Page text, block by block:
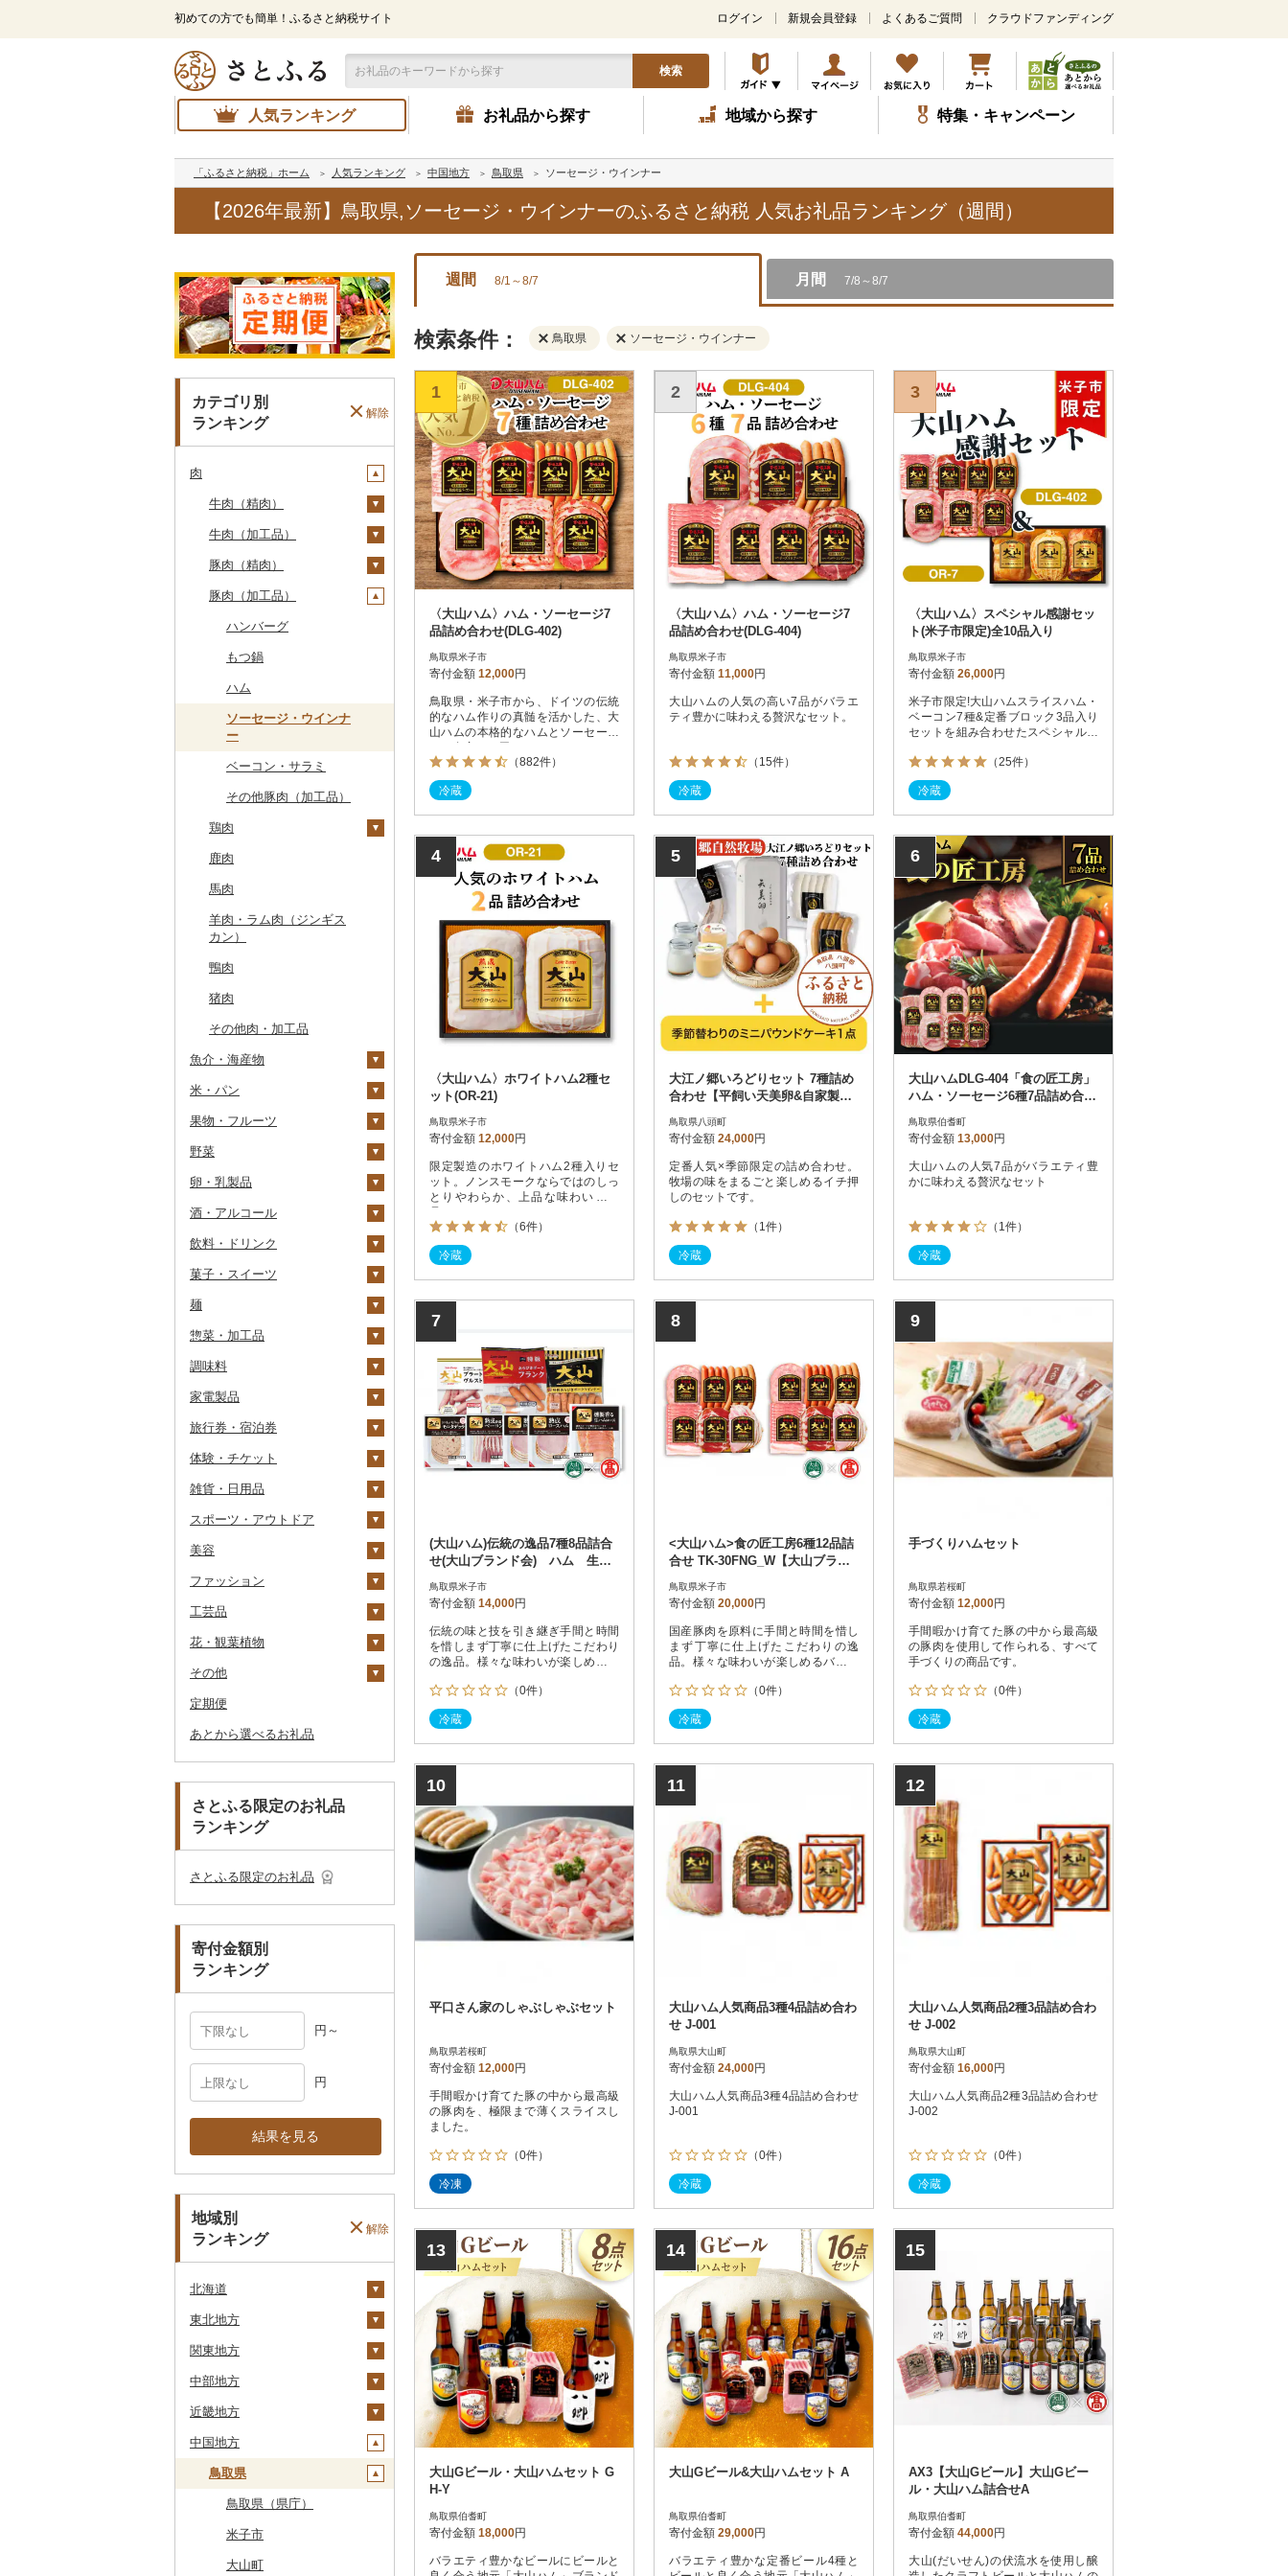
初めての方でも簡単！ふるさと納税サイト
メ
ン
コ
ン
テ
ツ
キ
ッ
プ
ログイン 新規会員登録 よくあるご質問 クラウドファンディング
検索
人気ランキング お礼品から探す 地域から探す 特集・キャンペーン
「ふるさと納税」ホーム 人気ランキング 中国地方 鳥取県 ソーセージ・ウインナー
【2026年最新】鳥取県,ソーセージ・ウインナーのふるさと納税 人気お礼品ランキング（週間）
カテゴリ別
ランキング
解除
肉
牛肉（精肉）
ステーキ
すき焼き
しゃぶしゃぶ
焼肉
牛タン
和牛
黒毛和牛
白老牛
飛騨牛
近江牛
神戸牛・神戸ビーフ
但馬牛
土佐あかうし
佐賀牛
長崎和牛
宮崎牛
その他牛肉（精肉）
牛肉（加工品）
ハンバーグ
もつ鍋
ローストビーフ
ビーフジャーキー
その他牛肉（加工品）
豚肉（精肉）
ステーキ
すき焼き
しゃぶしゃぶ
焼肉
アグー豚
その他豚肉（精肉）
豚肉（加工品）
ハンバーグ
もつ鍋
ハム
ソーセージ・ウインナ
ー
ベーコン・サラミ
その他豚肉（加工品）
鶏肉
鶏肉（精肉）
ハム・ソーセージ
唐揚げ
鹿肉
馬肉
羊肉・ラム肉（ジンギス
カン）
鴨肉
猪肉
その他肉・加工品
魚介・海産物
カニ
ズワイガニ
毛ガニ
かにしゃぶ
その他カニ
エビ
ボタンエビ
伊勢海老
その他エビ
いくら
うに
明太子・たらこ
明太子
たらこ
その他魚卵
数の子
キャビア
その他魚卵
貝
鮑（アワビ）
牡蠣（カキ）
あさり
しじみ
サザエ
はまぐり
その他貝
鮮魚
鮭・サーモン
マグロ
イワシ
カツオ
金目鯛
クエ
サバ
鯛
のどぐろ
ブリ
ほっけ
その他鮮魚
イカ・タコ
イカ
タコ
海苔・海藻
海苔
わかめ
ひじき
その他海苔・海藻
干物
ししゃも
その他干物
その他魚介・加工品
しらす・ちりめん
かまぼこ・練り製品
米・パン
米
無洗米
玄米
金芽米
ゆめぴりか
コシヒカリ
はえぬき
さがびより
あきたこまち
ひとめぼれ
ミルキークィーン
ななつぼし
雑穀
餅
その他穀物加工品
パン
果物・フルーツ
ぶどう・マスカット
巨峰
ナガノパープル
ピオーネ
デラウェア
その他ぶどう・マスカ
いちご
りんご
もも
メロン
梨
和梨
洋梨・ラフランス
マンゴー
みかん・柑橘
みかん
レモン
不知火・デコポン
せとか
まどんな
その他柑橘
すいか
キウイ
柿（カキ）
ドライフルーツ
干し芋
その他果物
びわ
パイナップル
栗
野菜
いも
じゃがいも
さつまいも
その他いも
トマト
フルーツトマト
ミニトマト
玉ねぎ
ねぎ
根菜
人参
大根
自然薯
レンコン
にんにく・生姜
その他根菜
アスパラガス
豆
きのこ
しいたけ
松茸
その他きのこ
その他野菜
山菜
かぼちゃ
レタス
卵・乳製品
卵
チーズ
ヨーグルト
バター
その他乳製品
酒・アルコール
ビール・発泡酒
ビール
地ビール・クラフトビ
日本酒
純米吟醸
大吟醸
吟醸
その他日本酒
芋焼酎
麦焼酎
米焼酎
黒糖焼酎
その他焼酎
梅酒
泡盛
ワイン
白ワイン
赤ワイン
シャンパン・スパーク
ウイスキー
リキュール・洋酒
甘酒
ノンアルコール
その他酒
飲料・ドリンク
水・ミネラルウォーター
飲料
コーヒー豆
粉
ドリップ
茶
飲料
茶葉・ティーバッグ
静岡茶
足柄茶
知覧茶
八女茶
果汁飲料
りんごジュース
みかんジュース（オレ
紅茶
飲料
茶葉・ティーバッグ
その他飲料・ジュース
野菜ジュース
炭酸飲料
豆乳
菓子・スイーツ
クッキー
焼き菓子
プリン
ゼリー
チョコレート
カステラ
アイス・ジェラート
その他洋菓子
煎餅・おかき
羊羹
饅頭
大福
その他和菓子
麺
ラーメン
うどん
そば
パスタ
ひやむぎ
そうめん
その他麺
惣菜・加工品
惣菜
餃子
シュウマイ
コロッケ
その他惣菜
カレー・シチュー
カレー
シチュー
鍋
肉
魚
その他鍋
ピザ
レトルト
スープ
豆腐・納豆
豆腐
漬物
キムチ
その他漬物
缶詰・瓶詰
肉
魚
ジャム
その他缶詰・瓶詰
乾物
燻製（スモーク）
おせち
その他加工品
調味料
砂糖
塩
醤油
味噌
酢
だし
食用油
オリーブオイル
ごま油
はちみつ
ドレッシング
その他調味料
ケチャップ
こしょう
その他調味料
家電製品
季節・空調家電
キッチン家電
照明器具
パソコン・周辺機器
TV・オーディオ・カメラ
美容・健康家電
カー用品
時計
その他家電
旅行券・宿泊券
旅行券
JTBふるさと旅行クー
その他旅行券
宿泊券
体験・チケット
PayPay商品券
食事券
温泉・サウナ・スパ利用
券
GDOふるさとゴルフ
プレークーポン
その他のゴルフプレー
花火大会チケット
カタログギフト
雑貨・日用品
家具・インテリア
机・テーブル
その他家具・インテリ
寝具
布団
毛布
タオルケット
タオル
その他タオル
文房具・印鑑
ボールペン
ノート・ファイル
その他文房具
食器
グラス・カップ
箸
スプーン・フォーク・
ナイフ
皿・椀
その他食器
キッチン用品
フライパン
鍋
まな板
土鍋
日用品
洗剤
トイレットペーパー
ティッシュ
その他日用品
楽器・器材
本・CD・DVD
おもちゃ・ぬいぐるみ
ご当地キャラクター
ペット用品
その他雑貨
スポーツ・アウトドア
ゴルフ
ゴルフボール
ゴルフウェア
その他ゴルフ
釣り
サイクリング
アウトドア・キャンプ
その他スポーツ
その他スポーツ
美容
スキンケア
洗顔
その他スキンケア
シャンプー・リンス
石鹸・ボディーソープ
入浴剤
アロマ
プロテイン
その他美容
ファッション
鞄・バッグ
トートバッグ・ショル
ツケース
その他鞄・バッグ
洋服
女性・レディース
子供・ベビー
その他洋服
和服
靴・履物
靴・シューズ
スリッパ・下駄・草履
その他靴・履物
アクセサリー
ペンダント・ネックレ
ス
ピアス・イヤリング
その他アクセサリー
その他服飾小物
ショール・ストール
マフラー・手袋
工芸品
織物
本場奄美大島紬
陶器・漆器
唐津焼
備前焼
美濃焼
村上木彫堆朱
その他装飾品・工芸品
数珠
工芸品
播州そろばん
美濃和紙
花・観葉植物
観葉植物・苗木
花
胡蝶蘭
造花・プリザーブドフ
ラワー
その他花
盆栽・その他
その他
地域サービス
その他
定期便
あとから選べるお礼品
さとふる限定のお礼品
ランキング
さとふる限定のお礼品
寄付金額別
ランキング
円～
円
結果を見る
地域別
ランキング
解除
北海道
安平町
八雲町
鹿部町
江差町
白老町
せたな町
旭川市
森町
稚内市
東北地方
青森県
十和田市
大鰐町
南部町
五戸町
藤崎町
六ヶ所村
東北町
岩手県
宮古市
軽米町
岩手町
矢巾町
釜石市
野田村
宮城県
柴田町
色麻町
丸森町
大衡村
加美町
秋田県
大潟村
横手市
能代市
小坂町
山形県
村山市
尾花沢市
上山市
福島県
天栄村
広野町
関東地方
茨城県
土浦市
取手市
つくば市
稲敷市
潮来市
五霞町
栃木県
那須塩原市
市貝町
塩谷町
上三川町
佐野市
群馬県
榛東村
下仁田町
玉村町
安中市
埼玉県
春日部市
蕨市
戸田市
千葉県
勝浦市
袖ケ浦市
東京都
八王子市
神奈川県
中部地方
新潟県
十日町市
弥彦村
阿賀町
出雲崎町
魚沼市
富山県
射水市
氷見市
朝日町
高岡市
石川県
羽咋市
七尾市
白山市
福井県
美浜町
小浜市
山梨県
富士吉田市
長野県
近畿地方
三重県
鈴鹿市
伊賀市
木曽岬町
多気町
滋賀県
長浜市
高島市
草津市
京都府
宮津市
伊根町
大阪府
茨木市
兵庫県
中国地方
鳥取県
鳥取県（県庁）
米子市
大山町
週間 8/1～8/7 月間 7/8～8/7
検索条件： 鳥取県 ソーセージ・ウインナー
1
〈大山ハム〉ハム・ソーセージ7
品詰め合わせ(DLG-402)
鳥取県米子市
寄付金額 12,000円
鳥取県・米子市から、ドイツの伝統
的なハム作りの真髄を活かした、大
山ハムの本格的なハムとソーセージ
（882件）
冷蔵
2
〈大山ハム〉ハム・ソーセージ7
品詰め合わせ(DLG-404)
鳥取県米子市
寄付金額 11,000円
大山ハムの人気の高い7品がバラエ
ティ豊かに味わえる贅沢なセット。
（15件）
冷蔵
3
〈大山ハム〉スペシャル感謝セッ
ト(米子市限定)全10品入り
鳥取県米子市
寄付金額 26,000円
米子市限定!大山ハムスライスハム・
ベーコン7種&定番ブロック3品入り
セットを組み合わせたスペシャルセ
（25件）
冷蔵
4
〈大山ハム〉ホワイトハム2種セ
ット(OR-21)
鳥取県米子市
寄付金額 12,000円
限定製造のホワイトハム2種入りセ
ット。ノンスモークならではのしっ
とりやわらか、上品な味わいの逸
（6件）
冷蔵
5
大江ノ郷いろどりセット 7種詰め
合わせ【平飼い天美卵&自家製燻
鳥取県八頭町
寄付金額 24,000円
定番人気×季節限定の詰め合わせ。
牧場の味をまるごと楽しめるイチ押
しのセットです。
（1件）
冷蔵
6
大山ハムDLG-404「食の匠工房」
ハム・ソーセージ6種7品詰め合わ
鳥取県伯耆町
寄付金額 13,000円
大山ハムの人気7品がバラエティ豊
かに味わえる贅沢なセット
（1件）
冷蔵
7
(大山ハム)伝統の逸品7種8品詰合
せ(大山ブランド会) ハム 生ハ
ット
鳥取県米子市
寄付金額 14,000円
伝統の味と技を引き継ぎ手間と時間
を惜しまず丁寧に仕上げたこだわり
の逸品。様々な味わいが楽しめるバ
（0件）
冷蔵
8
<大山ハム>食の匠工房6種12品詰
合せ TK-30FNG_W【大山ブラン
鳥取県米子市
寄付金額 20,000円
国産豚肉を原料に手間と時間を惜し
まず丁寧に仕上げたこだわりの逸
品。様々な味わいが楽しめるバラエ
（0件）
冷蔵
9
手づくりハムセット
鳥取県若桜町
寄付金額 12,000円
手間暇かけ育てた豚の中から最高級
の豚肉を使用して作られる、すべて
手づくりの商品です。
（0件）
冷蔵
10
平口さん家のしゃぶしゃぶセット
鳥取県若桜町
寄付金額 12,000円
手間暇かけ育てた豚の中から最高級
の豚肉を、極限まで薄くスライスし
ました。
（0件）
冷凍
11
大山ハム人気商品3種4品詰め合わ
せ J-001
鳥取県大山町
寄付金額 24,000円
大山ハム人気商品3種4品詰め合わせ
J-001
（0件）
冷蔵
12
大山ハム人気商品2種3品詰め合わ
せ J-002
鳥取県大山町
寄付金額 16,000円
大山ハム人気商品2種3品詰め合わせ
J-002
（0件）
冷蔵
13
大山Gビール・大山ハムセット G
H-Y
鳥取県伯耆町
寄付金額 18,000円
バラエティ豊かなビールにビールと
14
大山Gビール&大山ハムセット A
鳥取県伯耆町
寄付金額 29,000円
バラエティ豊かな定番ビール4種と
15
AX3【大山Gビール】大山Gビー
ル・大山ハム詰合せA
鳥取県伯耆町
寄付金額 44,000円
大山(だいせん)の伏流水を使用し醸